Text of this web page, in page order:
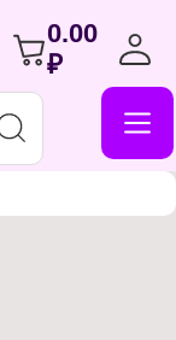
0.00
₽